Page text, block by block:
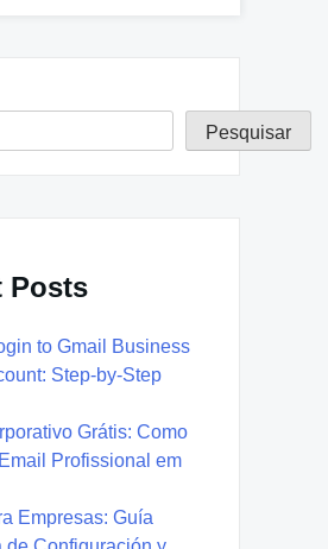
Pesquisar
Posts
to Gmail Business
Step-by-Step
Grátis: Como
Profissional em
Empresas: Guía